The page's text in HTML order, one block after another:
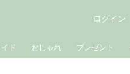
ド おしゃれ プレゼント
ログイン